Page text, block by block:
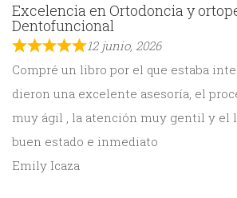
Excelencia en Ortodoncia y
Dentofuncional
12 junio, 2026
Compré un libro por el que estaba
dieron una excelente asesoría, el
muy ágil , la atención muy gentil y el
buen estado e inmediato
Emily Icaza